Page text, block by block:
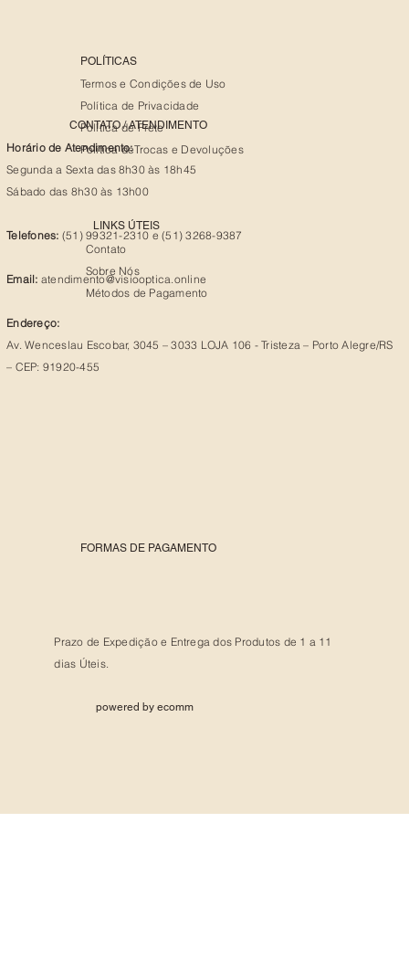
FORMAS DE PAGAMENTO
Prazo de Expedição e Entrega dos Produtos de 1 a 11
dias Úteis.
powered by ecomm
POLÍTICAS
Termos e Condições de Uso
Política de Privacidade
Política de Frete
Política deTrocas e Devoluções
LINKS ÚTEIS
Contato
Sobre Nós
Métodos de Pagamento
CONTATO / ATENDIMENTO
Horário de Atendimento:
Segunda a Sexta das 8h30 às 18h45
Sábado das 8h30 às 13h00
Telefones: (51) 99321-2310 e (51) 3268-9387
Email: atendimento@visiooptica.online
Endereço:
Av. Wenceslau Escobar, 3045 – 3033 LOJA 106 - Tristeza – Porto Alegre/RS
– CEP: 91920-455